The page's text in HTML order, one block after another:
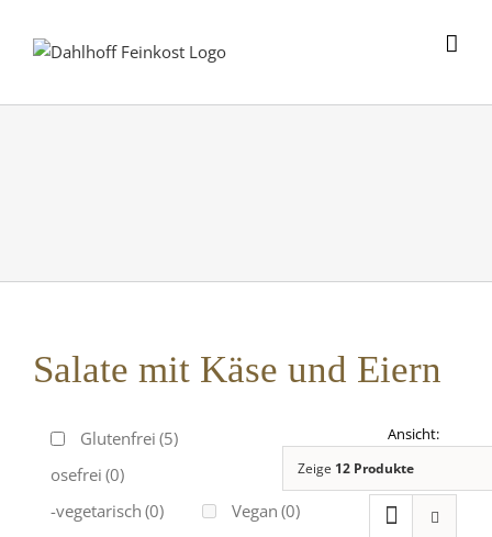
Salate mit Käse und Eiern
Glutenfrei (5)
Laktosefrei (0)
Ovo-vegetarisch (0) Vegan (0)
Zeige 12 Produkte